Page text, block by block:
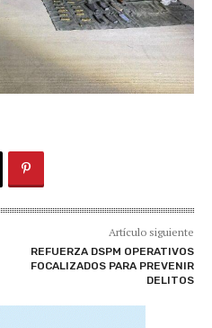
Artículo siguiente
REFUERZA DSPM OPERATIVOS
FOCALIZADOS PARA PREVENIR
DELITOS